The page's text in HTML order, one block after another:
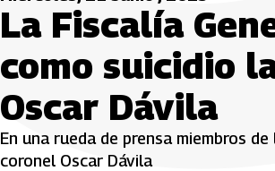
La Fiscalía
como suicidio
Oscar Dávila
En una rueda de prensa miembros
coronel Oscar Dávila